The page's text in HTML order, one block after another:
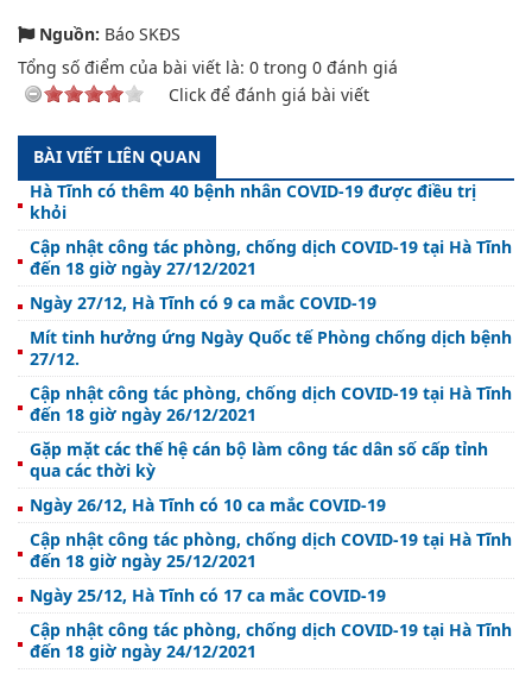
Nguồn: Báo SKĐS
Tổng số điểm của bài viết là: 0 trong 0 đánh giá
Click để đánh giá bài viết
BÀI VIẾT LIÊN QUAN
Hà Tĩnh có thêm 40 bệnh nhân COVID-19 được điều trị
khỏi
Cập nhật công tác phòng, chống dịch COVID-19 tại Hà Tĩnh
đến 18 giờ ngày 27/12/2021
Ngày 27/12, Hà Tĩnh có 9 ca mắc COVID-19
Mít tinh hưởng ứng Ngày Quốc tế Phòng chống dịch bệnh
27/12.
Cập nhật công tác phòng, chống dịch COVID-19 tại Hà Tĩnh
đến 18 giờ ngày 26/12/2021
Gặp mặt các thế hệ cán bộ làm công tác dân số cấp tỉnh
qua các thời kỳ
Ngày 26/12, Hà Tĩnh có 10 ca mắc COVID-19
Cập nhật công tác phòng, chống dịch COVID-19 tại Hà Tĩnh
đến 18 giờ ngày 25/12/2021
Ngày 25/12, Hà Tĩnh có 17 ca mắc COVID-19
Cập nhật công tác phòng, chống dịch COVID-19 tại Hà Tĩnh
đến 18 giờ ngày 24/12/2021